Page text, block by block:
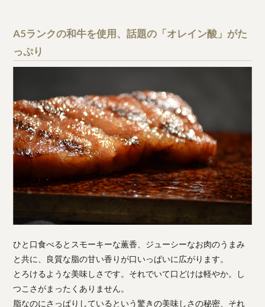
A5ランクの和牛を使用、話題の「オレイン酸」がた
っぷり
ひと口食べるとスモーキーな薫香、ジューシーなお肉のうまみ
と共に、良質な脂の甘い香りが口いっぱいに広がります。
とろけるような美味しさです。それでいて口どけは軽やか。し
つこさがまったくありません。
脂なのにさっぱりしているという驚きの美味しさの秘密、それ